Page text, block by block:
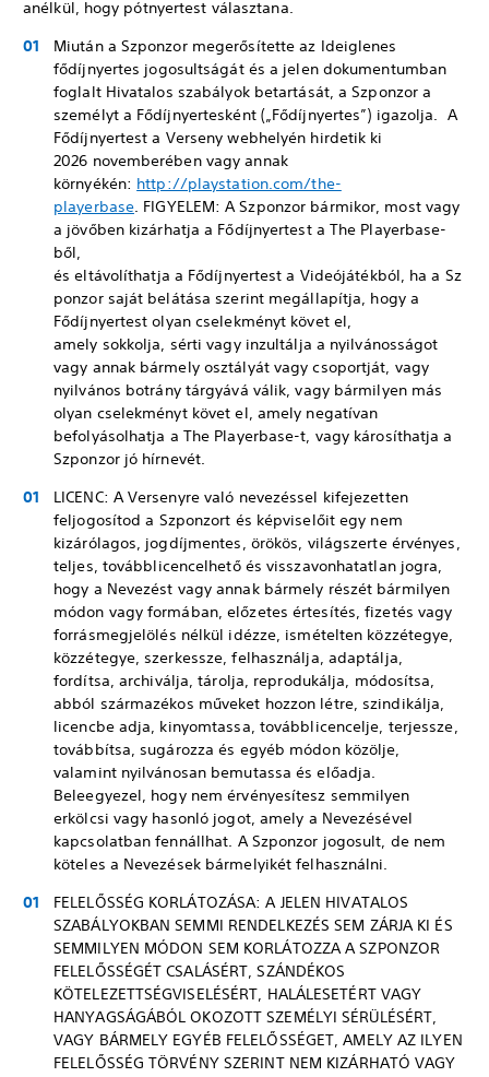
anélkül, hogy pótnyertest választana.
Miután a Szponzor megerősítette az Ideiglenes
fődíjnyertes jogosultságát és a jelen dokumentumban
foglalt Hivatalos szabályok betartását, a Szponzor a
személyt a Fődíjnyertesként („Fődíjnyertes”) igazolja. A
Fődíjnyertest a Verseny webhelyén hirdetik ki
2026 novemberében vagy annak
környékén: http://playstation.com/the-
playerbase. FIGYELEM: A Szponzor bármikor, most vagy
a jövőben kizárhatja a Fődíjnyertest a The Playerbase-
ből,
és eltávolíthatja a Fődíjnyertest a Videójátékból, ha a Sz
ponzor saját belátása szerint megállapítja, hogy a
Fődíjnyertest olyan cselekményt követ el,
amely sokkolja, sérti vagy inzultálja a nyilvánosságot
vagy annak bármely osztályát vagy csoportját, vagy
nyilvános botrány tárgyává válik, vagy bármilyen más
olyan cselekményt követ el, amely negatívan
befolyásolhatja a The Playerbase-t, vagy károsíthatja a
Szponzor jó hírnevét.
LICENC: A Versenyre való nevezéssel kifejezetten
feljogosítod a Szponzort és képviselőit egy nem
kizárólagos, jogdíjmentes, örökös, világszerte érvényes,
teljes, továbblicencelhető és visszavonhatatlan jogra,
hogy a Nevezést vagy annak bármely részét bármilyen
módon vagy formában, előzetes értesítés, fizetés vagy
forrásmegjelölés nélkül idézze, ismételten közzétegye,
közzétegye, szerkessze, felhasználja, adaptálja,
fordítsa, archiválja, tárolja, reprodukálja, módosítsa,
abból származékos műveket hozzon létre, szindikálja,
licencbe adja, kinyomtassa, továbblicencelje, terjessze,
továbbítsa, sugározza és egyéb módon közölje,
valamint nyilvánosan bemutassa és előadja.
Beleegyezel, hogy nem érvényesítesz semmilyen
erkölcsi vagy hasonló jogot, amely a Nevezésével
kapcsolatban fennállhat. A Szponzor jogosult, de nem
köteles a Nevezések bármelyikét felhasználni.
FELELŐSSÉG KORLÁTOZÁSA: A JELEN HIVATALOS
SZABÁLYOKBAN SEMMI RENDELKEZÉS SEM ZÁRJA KI ÉS
SEMMILYEN MÓDON SEM KORLÁTOZZA A SZPONZOR
FELELŐSSÉGÉT CSALÁSÉRT, SZÁNDÉKOS
KÖTELEZETTSÉGVISELÉSÉRT, HALÁLESETÉRT VAGY
HANYAGSÁGÁBÓL OKOZOTT SZEMÉLYI SÉRÜLÉSÉRT,
VAGY BÁRMELY EGYÉB FELELŐSSÉGET, AMELY AZ ILYEN
FELELŐSSÉG TÖRVÉNY SZERINT NEM KIZÁRHATÓ VAGY